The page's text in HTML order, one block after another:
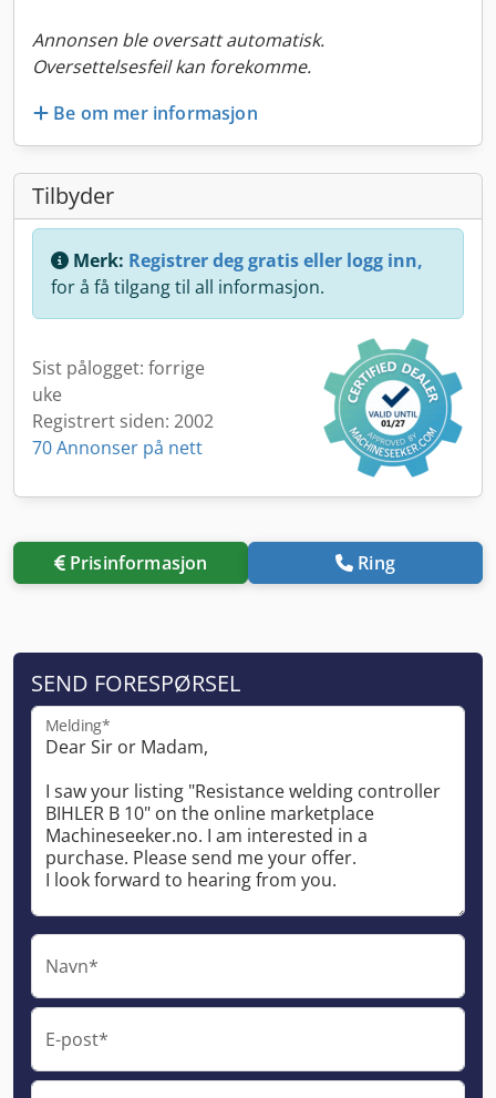
Annonsen ble oversatt automatisk.
Oversettelsesfeil kan forekomme.
Be om mer informasjon
Tilbyder
Merk: Registrer deg gratis eller logg inn,
for å få tilgang til all informasjon.
Sist pålogget: forrige
uke
Registrert siden: 2002
70 Annonser på nett
Prisinformasjon Ring
SEND FORESPØRSEL
Melding*
Navn*
E-post*